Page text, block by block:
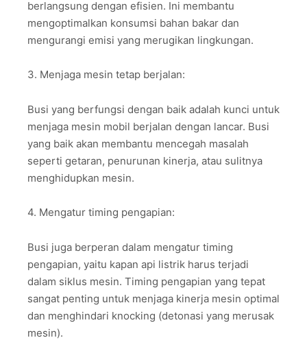
berlangsung dengan efisien. Ini membantu
mengoptimalkan konsumsi bahan bakar dan
mengurangi emisi yang merugikan lingkungan.
3. Menjaga mesin tetap berjalan:
Busi yang berfungsi dengan baik adalah kunci untuk
menjaga mesin mobil berjalan dengan lancar. Busi
yang baik akan membantu mencegah masalah
seperti getaran, penurunan kinerja, atau sulitnya
menghidupkan mesin.
4. Mengatur timing pengapian:
Busi juga berperan dalam mengatur timing
pengapian, yaitu kapan api listrik harus terjadi
dalam siklus mesin. Timing pengapian yang tepat
sangat penting untuk menjaga kinerja mesin optimal
dan menghindari knocking (detonasi yang merusak
mesin).